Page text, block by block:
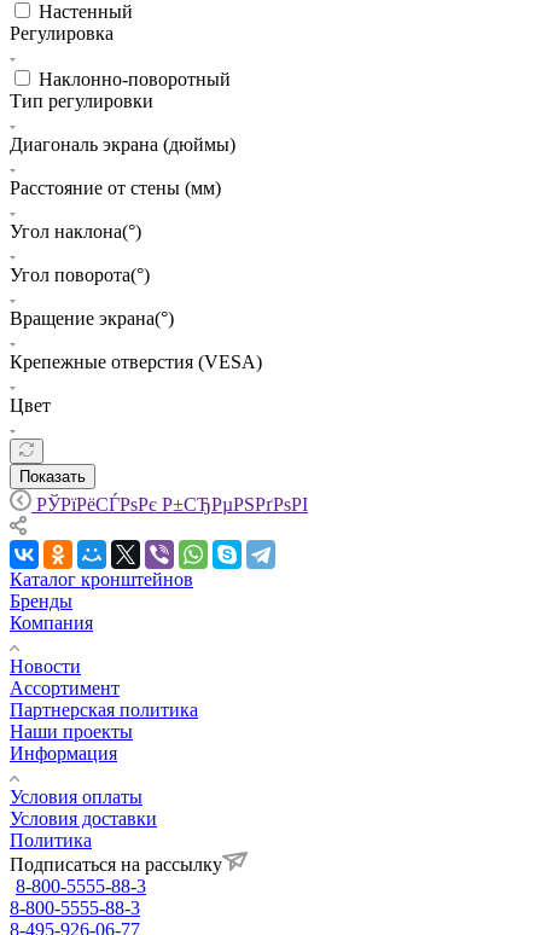
Настенный
Регулировка
Наклонно-поворотный
Тип регулировки
Диагональ экрана (дюймы)
Расстояние от стены (мм)
Угол наклона(°)
Угол поворота(°)
Вращение экрана(°)
Крепежные отверстия (VESA)
Цвет
Показать
РЎРїРёСЃРѕРє Р±СЂРµРЅРґРѕРІ
Каталог кронштейнов
Бренды
Компания
Новости
Ассортимент
Партнерская политика
Наши проекты
Информация
Условия оплаты
Условия доставки
Политика
Подписаться на рассылку
8-800-5555-88-3
8-800-5555-88-3
8-495-926-06-77